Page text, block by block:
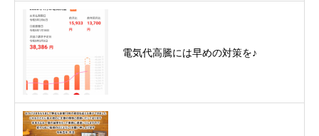
電気代高騰には早めの対策を♪